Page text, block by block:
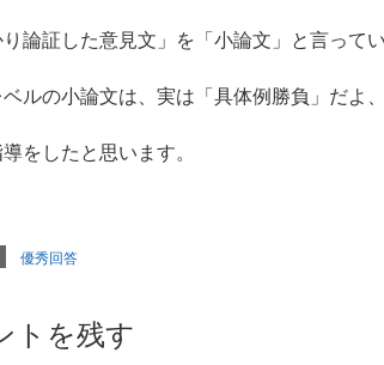
り論証した意見文」を「小論文」と言って
ルの小論文は、実は「具体例勝負」だよ、
をしたと思います。
優秀回答
トを残す